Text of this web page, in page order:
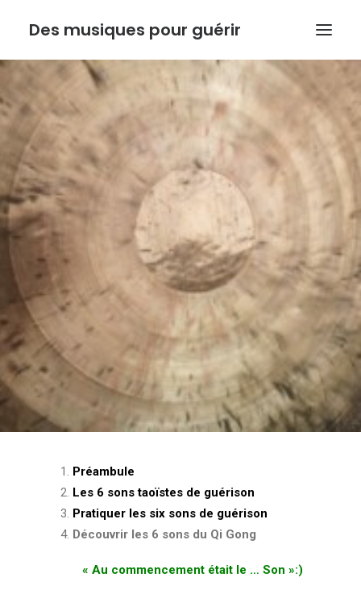
Des musiques pour guérir
ACCUEIL
ANTHONY DOUX
PSYCHORESONANCE
MUSIQUE DE L’INSTINCT
BOUTIQUE
Recherche
Login / Register
Panier
Préambule
Les 6 sonstaoïstes de guérison
Pratiquer les six sons de guérison
Découvrir les 6 sons du Qi Gong
« Au commencement était le … Son »:)